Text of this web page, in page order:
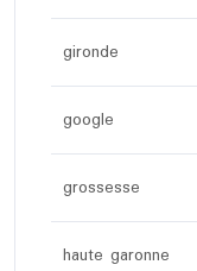
gironde
google
grossesse
haute garonne